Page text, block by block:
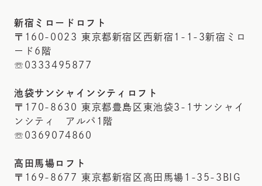
新宿ミロードロフト
〒160-0023 東京都新宿区西新宿1-1-3新宿ミロ
ード6階
☏0333495877
池袋サンシャインシティロフト
〒170-8630 東京都豊島区東池袋3-1サンシャイ
ンシティ アルパ1階
☏0369074860
高田馬場ロフト
〒169-8677 東京都新宿区高田馬場1-35-3BIG